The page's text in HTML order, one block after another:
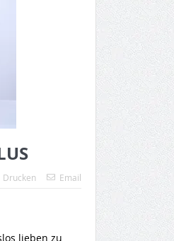
Drucken Email
lieben zu